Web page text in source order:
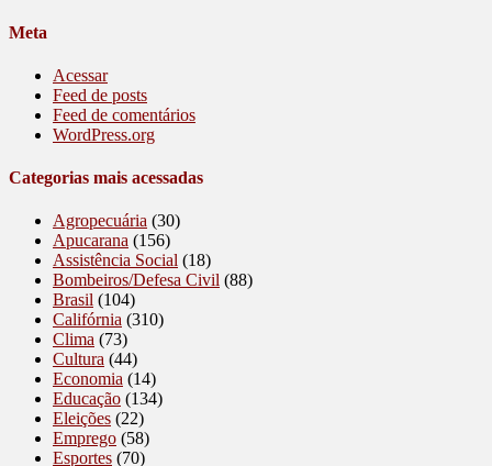
Meta
Acessar
Feed de posts
Feed de comentários
WordPress.org
Categorias mais acessadas
Agropecuária (30)
Apucarana (156)
Assistência Social (18)
Bombeiros/Defesa Civil (88)
Brasil (104)
Califórnia (310)
Clima (73)
Cultura (44)
Economia (14)
Educação (134)
Eleições (22)
Emprego (58)
Esportes (70)